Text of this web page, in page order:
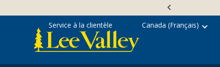
content
Service à la clientèle Canada (Français)